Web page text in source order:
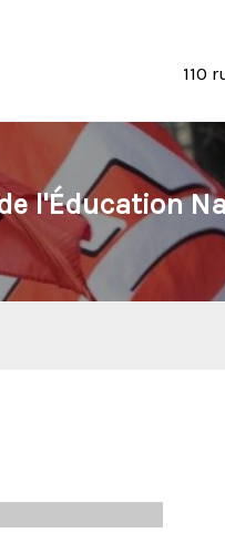
110
l'Éducation